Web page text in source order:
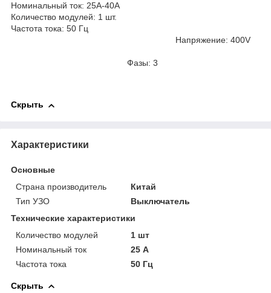
Номинальный ток: 25А-40A
Количество модулей: 1 шт.
Частота тока: 50 Гц
Напряжение: 400V
Фазы: 3
Скрыть
Характеристики
Основные
Страна производитель
Китай
Тип УЗО
Выключатель
Технические характеристики
Количество модулей
1 шт
Номинальный ток
25 А
Частота тока
50 Гц
Скрыть